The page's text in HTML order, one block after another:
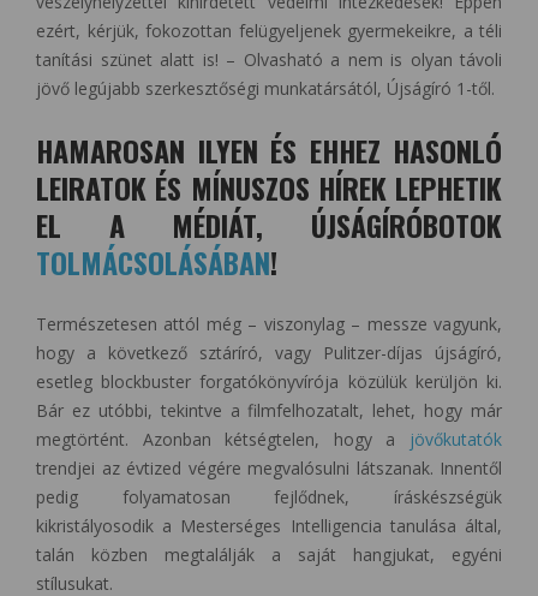
ezért, kérjük, fokozottan felügyeljenek gyermekeikre, a téli
tanítási szünet alatt is! – Olvasható a nem is olyan távoli
jövő legújabb szerkesztőségi munkatársától, Újságíró 1-től.
HAMAROSAN ILYEN ÉS EHHEZ HASONLÓ
LEIRATOK ÉS MÍNUSZOS HÍREK LEPHETIK
EL A MÉDIÁT, ÚJSÁGÍRÓBOTOK
TOLMÁCSOLÁSÁBAN!
Természetesen attól még – viszonylag – messze vagyunk,
hogy a következő sztáríró, vagy Pulitzer-díjas újságíró,
esetleg blockbuster forgatókönyvírója közülük kerüljön ki.
Bár ez utóbbi, tekintve a filmfelhozatalt, lehet, hogy már
megtörtént. Azonban kétségtelen, hogy a
jövőkutatók
trendjei az évtized végére megvalósulni látszanak. Innentől
pedig folyamatosan fejlődnek, íráskészségük
kikristályosodik a Mesterséges Intelligencia tanulása által,
talán közben megtalálják a saját hangjukat, egyéni
stílusukat.